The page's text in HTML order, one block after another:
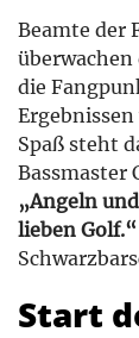
Beamte der
die
Spaß steht
Bassmaster
„Angeln
lieben Golf.“
Start